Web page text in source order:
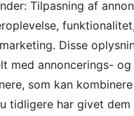
Fleksible og praktiske
værksted i Odense til
Tilpasning af
funktionalitet,
Disse
med annoncerings- og
som kan
tidligere har givet dem